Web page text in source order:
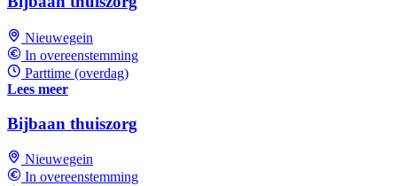
Nieuwegein
In overeenstemming
Parttime (overdag)
Lees meer
Bijbaan thuiszorg
Nieuwegein
In overeenstemming